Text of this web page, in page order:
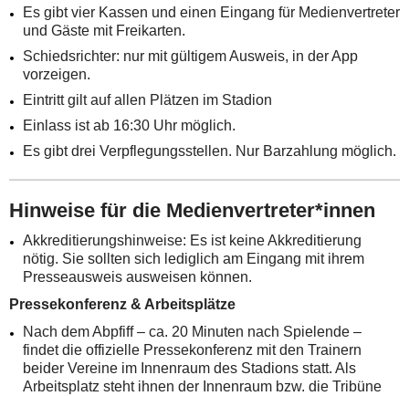
Es gibt vier Kassen und einen Eingang für Medienvertreter
und Gäste mit Freikarten.
Schiedsrichter: nur mit gültigem Ausweis, in der App
vorzeigen.
Eintritt gilt auf allen Plätzen im Stadion
Einlass ist ab 16:30 Uhr möglich.
Es gibt drei Verpflegungsstellen. Nur Barzahlung möglich.
Hinweise für die Medienvertreter*innen
Akkreditierungshinweise: Es ist keine Akkreditierung
nötig. Sie sollten sich lediglich am Eingang mit ihrem
Presseausweis ausweisen können.
Pressekonferenz & Arbeitsplätze
Nach dem Abpfiff – ca. 20 Minuten nach Spielende –
findet die offizielle Pressekonferenz mit den Trainern
beider Vereine im Innenraum des Stadions statt. Als
Arbeitsplatz steht ihnen der Innenraum bzw. die Tribüne